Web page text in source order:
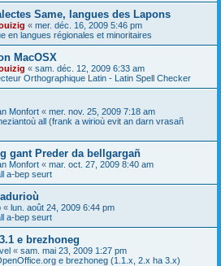
Same, langues des Lapons
« mer. déc. 16, 2009 5:46 pm
en langues régionales et minoritaires
MacOSX
« sam. déc. 12, 2009 6:33 am
Orthographique Latin - Latin Spell Checker
Monfort « mer. nov. 25, 2009 7:18 am
all (frank a wirioù evit an darn vrasañ
gant Preder da bellgargañ
Monfort « mar. oct. 27, 2009 8:40 am
a-bep seurt
« lun. août 24, 2009 6:44 pm
a-bep seurt
e brezhoneg
« sam. mai 23, 2009 1:27 pm
e brezhoneg (1.1.x, 2.x ha 3.x)